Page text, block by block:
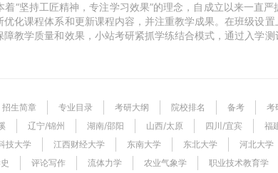
“坚持工匠精神，专注学习效果”的理念，自成立以来一直
化课程体系和更新课程内容，并注重教学成果。在班级设
教学质量和效果，小站考研紧抓学练结合模式，通过入学
招生简章 专业目录 考研大纲 院校排名 备考 考
国家线
录取分数
辽宁/锦州 湖南/邵阳 山西/太原 四川/宜宾 福
山西/朔州 山东/德州 新疆/乌鲁木齐 广西/河池
技大学 江西财经大学 东南大学 东北大学 河北大学
明理工大学
中国科学院大学 江南大学 复旦大学 北
评论写作 流体力学 农业气象学 职业技术教育学